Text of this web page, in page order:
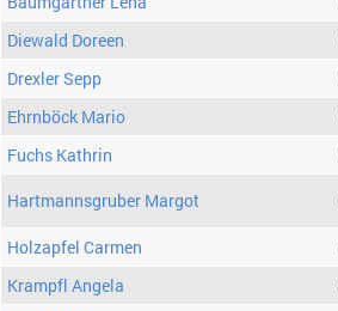
Diewald Doreen
Drexler Sepp
Ehrnböck Mario
Fuchs Kathrin
Hartmannsgruber Margot
Holzapfel Carmen
Krampfl Angela